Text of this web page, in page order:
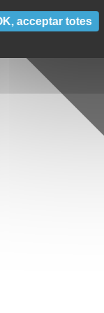
acceptar totes